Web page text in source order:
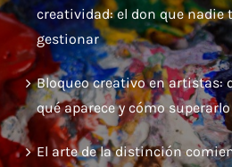
creatividad: el don que nadie
gestionar
Bloqueo creativo en artistas:
qué aparece y cómo superarlo
El arte de la distinción